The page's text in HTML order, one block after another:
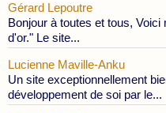
Gérard Lepoutre
Bonjour à toutes et tous,
d'or." Le site...
Lucienne Maville-Anku
Un site exceptionnellement
développement de soi par le...